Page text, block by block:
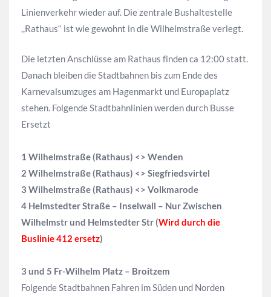
Linienverkehr wieder auf. Die zentrale Bushaltestelle
,,Rathaus‘‘ ist wie gewohnt in die Wilhelmstraße verlegt.
Die letzten Anschlüsse am Rathaus finden ca 12:00 statt.
Danach bleiben die Stadtbahnen bis zum Ende des
Karnevalsumzuges am Hagenmarkt und Europaplatz
stehen. Folgende Stadtbahnlinien werden durch Busse
Ersetzt
1 Wilhelmstraße (Rathaus) <> Wenden
2 Wilhelmstraße (Rathaus) <> Siegfriedsvirtel
3 Wilhelmstraße (Rathaus) <> Volkmarode
4 Helmstedter Straße – Inselwall – Nur Zwischen
Wilhelmstr und Helmstedter Str (Wird durch die
Buslinie 412 ersetz)
3 und 5 Fr-Wilhelm Platz – Broitzem
Folgende Stadtbahnen Fahren im Süden und Norden